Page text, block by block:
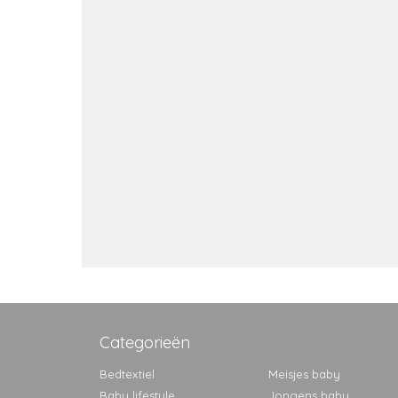
Categorieën
Bedtextiel
Meisjes baby